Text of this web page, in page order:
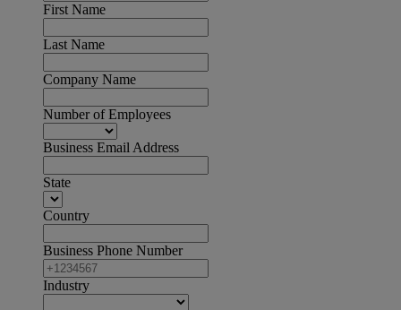
First Name
Last Name
Company Name
Number of Employees
Business Email Address
State
Country
Business Phone Number
Industry